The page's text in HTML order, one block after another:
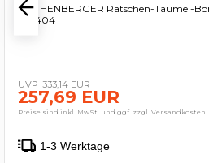
ROTHENBERGER Ratschen-Taumel-
222404
333,14 EUR
257,69 EUR
Preise sind inkl. MwSt. und ggf. zzgl. Versandkosten
1-3 Werktage